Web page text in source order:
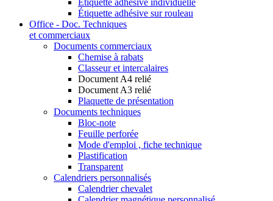
Étiquette adhésive sur rouleau
Office - Doc. Techniques
et commerciaux
Documents commerciaux
Chemise à rabats
Classeur et intercalaires
Document A4 relié
Document A3 relié
Plaquette de présentation
Documents techniques
Bloc-note
Feuille perforée
Mode d'emploi , fiche technique
Plastification
Transparent
Calendriers personnalisés
Calendrier chevalet